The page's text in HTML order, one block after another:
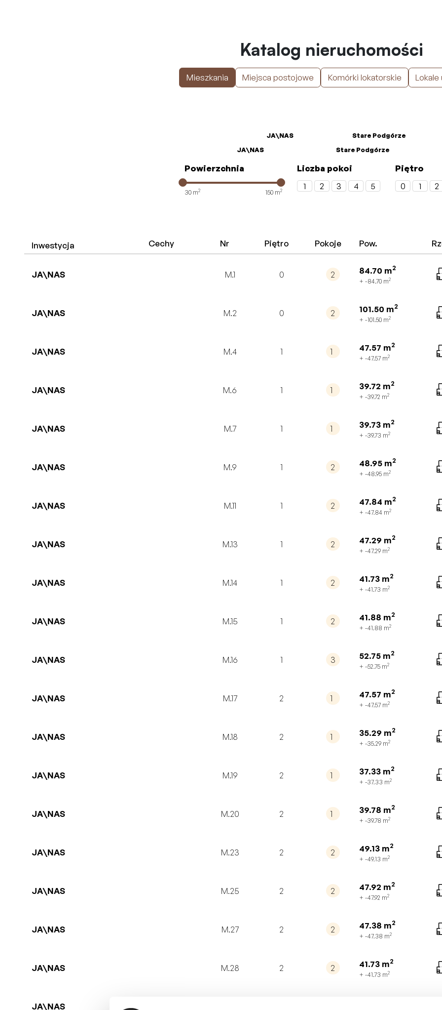
Katalog nieruchomości
Mieszkania Miejsca postojowe Komórki lokatorskie Lokale
JA\NAS
JA\NAS
Stare Podgórze
Stare Podgórze
Powierzchnia
30m2 150 m2
Liczba pokoi
1
2 3 4 5
Piętro
0
1 2
Inwestycja Cechy Nr Piętro Pokoje Pow.
JA\NAS M.1 0 2 84.70 m2
+ -84.70 m2
JA\NAS M.2 0 2 101.50 m2
+ -101.50 m2
JA\NAS M.4 1 1 47.57 m2
+ -47.57 m2
JA\NAS M.6 1 1 39.72 m2
+ -39.72 m2
JA\NAS M.7 1 1 39.73 m2
+ -39.73 m2
JA\NAS M.9 1 2 48.95 m2
+ -48.95 m2
JA\NAS M.11 1 2 47.84 m2
+ -47.84 m2
JA\NAS M.13 1 2 47.29 m2
+ -47.29 m2
JA\NAS M.14 1 2 41.73 m2
+ -41.73 m2
JA\NAS M.15 1 2 41.88 m2
+ -41.88 m2
JA\NAS M.16 1 3 52.75 m2
+ -52.75 m2
JA\NAS M.17 2 1 47.57 m2
+ -47.57 m2
JA\NAS M.18 2 1 35.29 m2
+ -35.29 m2
JA\NAS M.19 2 1 37.33 m2
+ -37.33 m2
JA\NAS M.20 2 1 39.78 m2
+ -39.78 m2
JA\NAS M.23 2 2 49.13 m2
+ -49.13 m2
JA\NAS M.25 2 2 47.92 m2
+ -47.92 m2
JA\NAS M.27 2 2 47.38 m2
+ -47.38 m2
JA\NAS M.28 2 2 41.73 m2
+ -41.73 m2
JA\NAS